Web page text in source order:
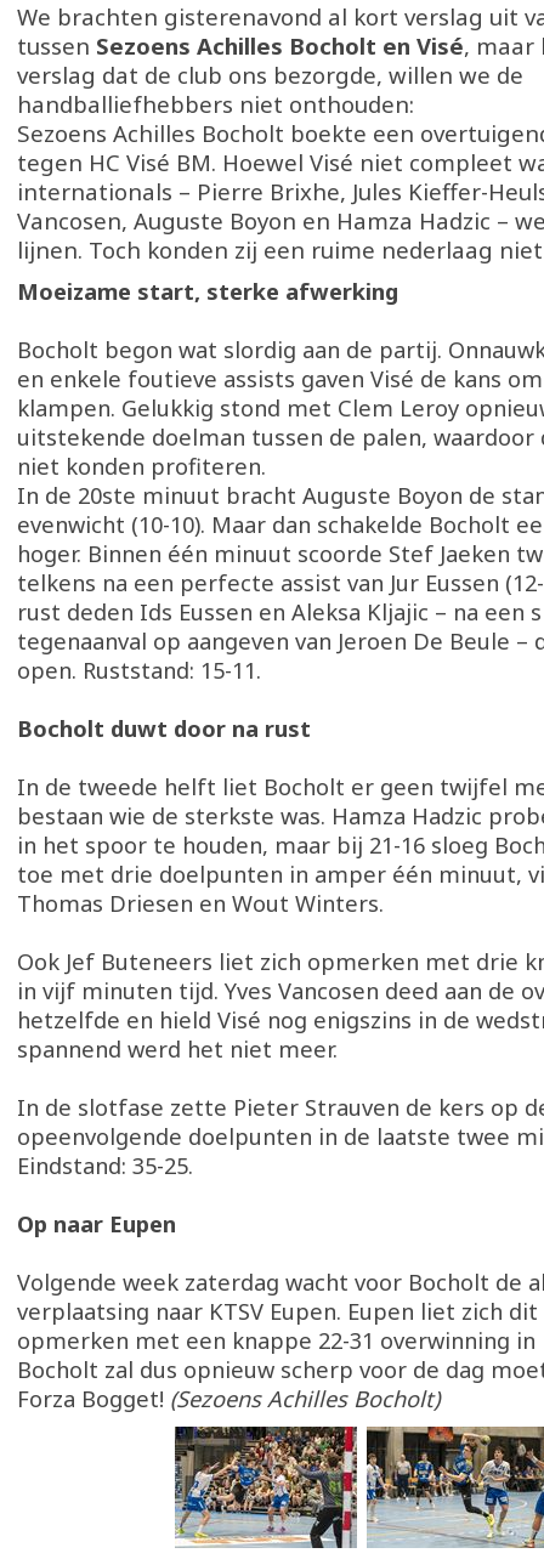
We brachten gisterenavond al kort verslag uit
tussen Sezoens Achilles Bocholt en Visé, maar
verslag dat de club ons bezorgde, willen we de
handballiefhebbers niet onthouden:
Sezoens Achilles Bocholt boekte een
tegen HC Visé BM. Hoewel Visé niet compleet
internationals – Pierre Brixhe, Jules Kieffer-
Vancosen, Auguste Boyon en Hamza Hadzic –
lijnen. Toch konden zij een ruime nederlaag
Moeizame start, sterke afwerking
Bocholt begon wat slordig aan de partij.
en enkele foutieve assists gaven Visé de kans
klampen. Gelukkig stond met Clem Leroy
uitstekende doelman tussen de palen, waardoor
niet konden profiteren.
In de 20ste minuut bracht Auguste Boyon de
evenwicht (10-10). Maar dan schakelde Bocholt
hoger. Binnen één minuut scoorde Stef Jaeken
telkens na een perfecte assist van Jur Eussen
rust deden Ids Eussen en Aleksa Kljajic – na een
tegenaanval op aangeven van Jeroen De Beule
open. Ruststand: 15-11.
Bocholt duwt door na rust
In de tweede helft liet Bocholt er geen twijfel
bestaan wie de sterkste was. Hamza Hadzic
in het spoor te houden, maar bij 21-16 sloeg
toe met drie doelpunten in amper één minuut,
Thomas Driesen en Wout Winters.
Ook Jef Buteneers liet zich opmerken met drie
in vijf minuten tijd. Yves Vancosen deed aan de
hetzelfde en hield Visé nog enigszins in de
spannend werd het niet meer.
In de slotfase zette Pieter Strauven de kers op
opeenvolgende doelpunten in de laatste twee
Eindstand: 35-25.
Op naar Eupen
Volgende week zaterdag wacht voor Bocholt de
verplaatsing naar KTSV Eupen. Eupen liet zich
opmerken met een knappe 22-31 overwinning in
Bocholt zal dus opnieuw scherp voor de dag
Forza Bogget! (Sezoens Achilles Bocholt)